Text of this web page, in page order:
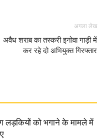
अगला लेख
अवैध शराब का तस्करी इनोवा गाड़ी में
कर रहे दो अभियुक्त गिरफ्तार
लड़कियों को भगाने के मामले में